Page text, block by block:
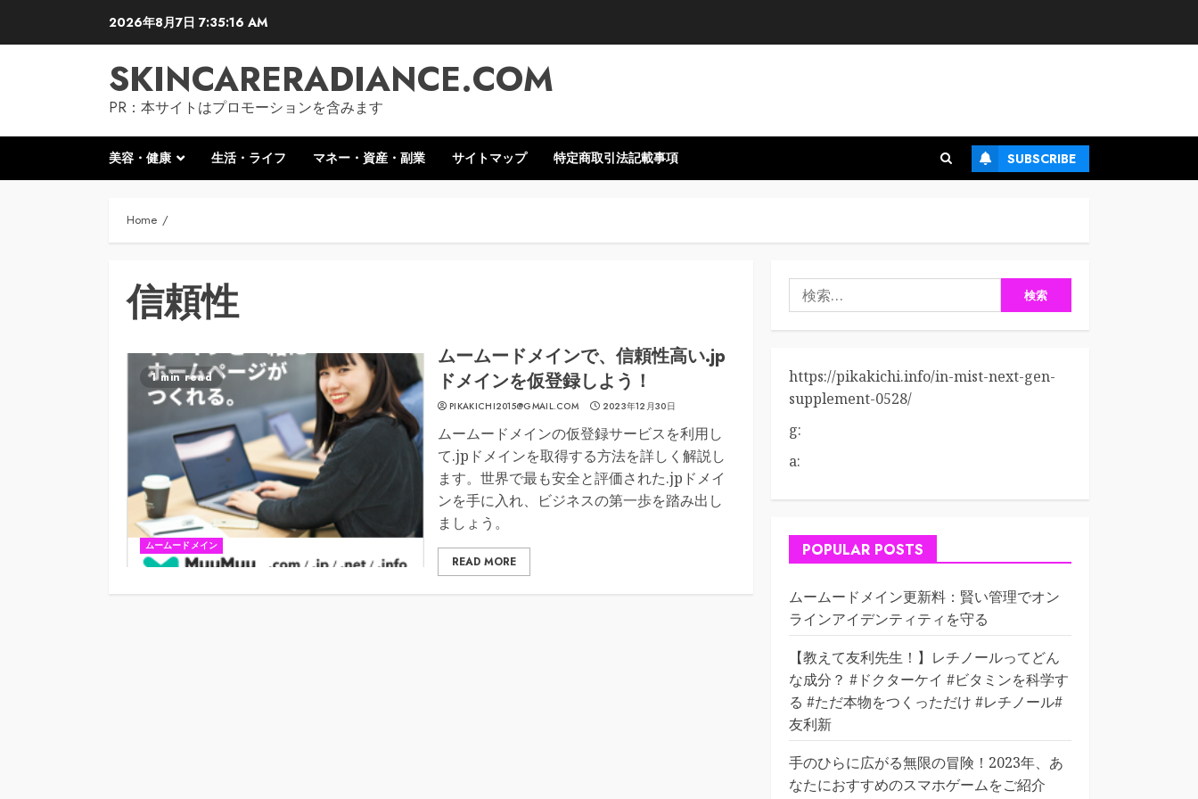
2026年8月7日 7:35:17 AM
SKINCARERADIANCE.COM
PR：本サイトはプロモーションを含みます
美容・健康 生活・ライフ マネー・資産・副業 サイトマップ 特定商取引法記載事項 SUBSCRIBE
Home
信頼性
1 min read
ムームードメイン
ムームードメインで、信頼性高い.jp
ドメインを仮登録しよう！
PIKAKICHI2015@GMAIL.COM 2023年12月30日
ムームードメインの仮登録サービスを利用し
て.jpドメインを取得する方法を詳しく解説し
ます。世界で最も安全と評価された.jpドメイ
ンを手に入れ、ビジネスの第一歩を踏み出し
ましょう。
READ MORE
検
索:
https://pikakichi.info/in-mist-next-gen-
supplement-0528/
g:
a:
POPULAR POSTS
ムームードメイン更新料：賢い管理でオン
ラインアイデンティティを守る
【教えて友利先生！】レチノールってどん
な成分？ #ドクターケイ #ビタミンを科学す
る #ただ本物をつくっただけ #レチノール#
友利新
手のひらに広がる無限の冒険！2023年、あ
なたにおすすめのスマホゲームをご紹介